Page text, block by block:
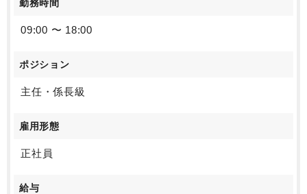
勤務時間
09:00 〜 18:00
ポジション
主任・係長級
雇用形態
正社員
給与